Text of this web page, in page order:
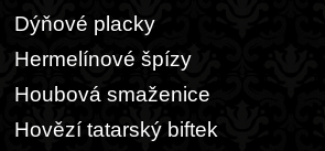
Dýňové placky
Hermelínové špízy
Houbová smaženice
Hovězí tatarský biftek